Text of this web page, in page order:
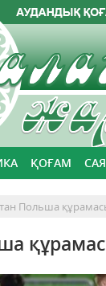
ҚОҒАМ
Польша